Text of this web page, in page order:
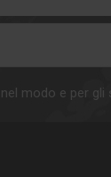
modo e per